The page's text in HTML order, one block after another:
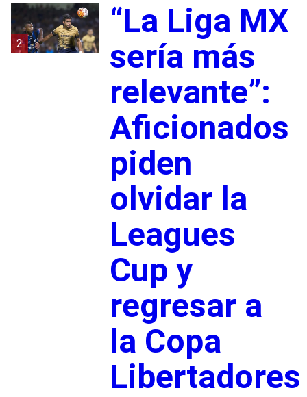
2
“La Liga MX
sería más
relevante”:
Aficionados
piden
olvidar la
Leagues
Cup y
regresar a
la Copa
Libertadores